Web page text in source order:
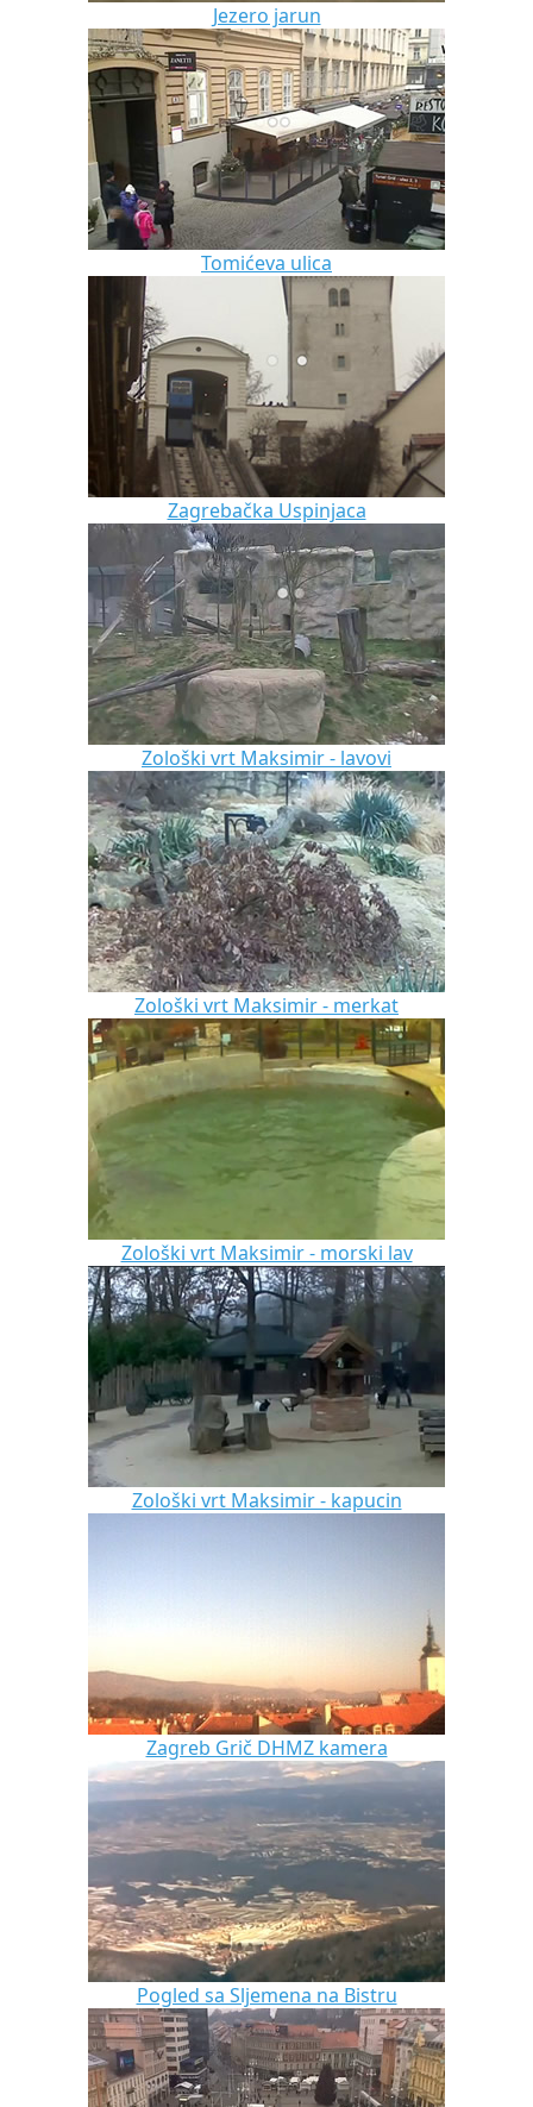
Jezero jarun
Tomićeva ulica
Zagrebačka Uspinjaca
Zološki vrt Maksimir - lavovi
Zološki vrt Maksimir - merkat
Zološki vrt Maksimir - morski lav
Zološki vrt Maksimir - kapucin
Zagreb Grič DHMZ kamera
Pogled sa Sljemena na Bistru